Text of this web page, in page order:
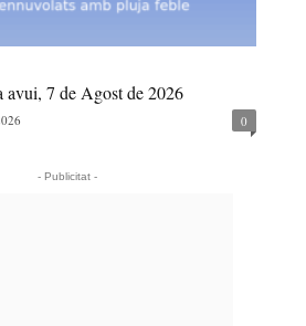
avui, 7 de Agost de 2026
0
- Publicitat -